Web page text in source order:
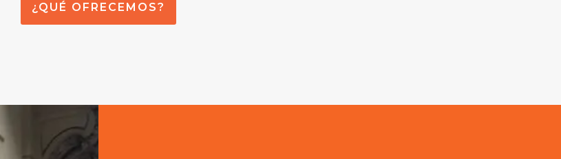
¿QUÉ OFRECEMOS?